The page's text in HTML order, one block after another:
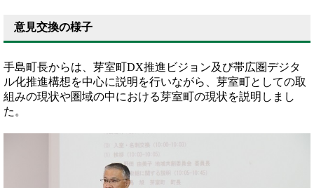
意見交換の様子
手島町長からは、芽室町DX推進ビジョン及び帯広圏デジタ
ル化推進構想を中心に説明を行いながら、芽室町としての取
組みの現状や圏域の中における芽室町の現状を説明しまし
た。